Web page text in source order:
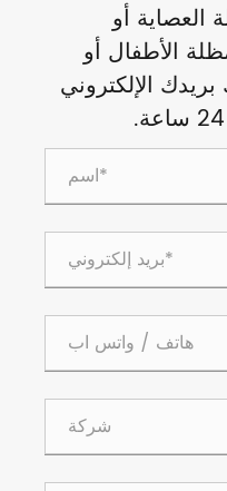
العصاية أو
الأطفال أو
الإلكتروني